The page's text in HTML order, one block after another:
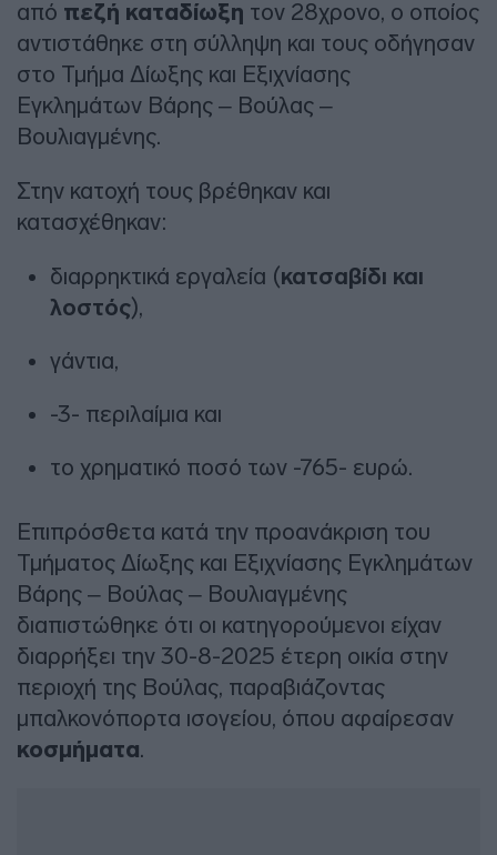
από πεζή καταδίωξη τον 28χρονο, ο οποίος
αντιστάθηκε στη σύλληψη και τους οδήγησαν
στο Τμήμα Δίωξης και Εξιχνίασης
Εγκλημάτων Βάρης – Βούλας –
Βουλιαγμένης.
Στην κατοχή τους βρέθηκαν και
κατασχέθηκαν:
διαρρηκτικά εργαλεία (κατσαβίδι και
λοστός),
γάντια,
-3- περιλαίμια και
το χρηματικό ποσό των -765- ευρώ.
Επιπρόσθετα κατά την προανάκριση του
Τμήματος Δίωξης και Εξιχνίασης Εγκλημάτων
Βάρης – Βούλας – Βουλιαγμένης
διαπιστώθηκε ότι οι κατηγορούμενοι είχαν
διαρρήξει την 30-8-2025 έτερη οικία στην
περιοχή της Βούλας, παραβιάζοντας
μπαλκονόπορτα ισογείου, όπου αφαίρεσαν
κοσμήματα.